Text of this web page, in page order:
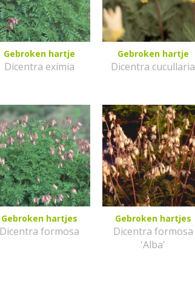
Gebroken hartje
Dicentra eximia
Gebroken hartje
Dicentra cucullaria
Gebroken hartjes
Dicentra formosa
Gebroken hartjes
Dicentra formosa
'Alba'